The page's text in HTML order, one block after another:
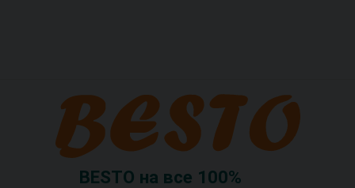
BESTO на все 100%